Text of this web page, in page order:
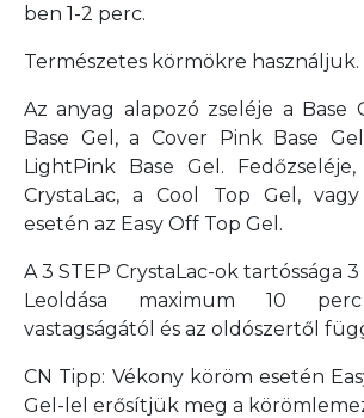
ben 1-2 perc.
Természetes körmökre használjuk.
Az anyag alapozó zseléje a Base
Base Gel, a Cover Pink Base
LightPink Base Gel.
CrystaLac, a Cool Top Gel,
esetén az Easy Off Top Gel.
A 3 STEP CrystaLac-ok tartóssága
Leoldása maximum 10 perc
vastagságától és az oldószertől
CN Tipp: Vékony köröm esetén
Gel-lel erősítjük meg a